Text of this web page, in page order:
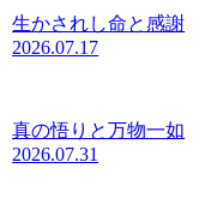
生かされし命と感謝
2026.07.17
真の悟りと万物一如
2026.07.31